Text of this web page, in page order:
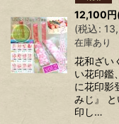
12,100円
(税込:
在庫あり
花和ざい
い花印鑑
に花印影
みじ』
印し…